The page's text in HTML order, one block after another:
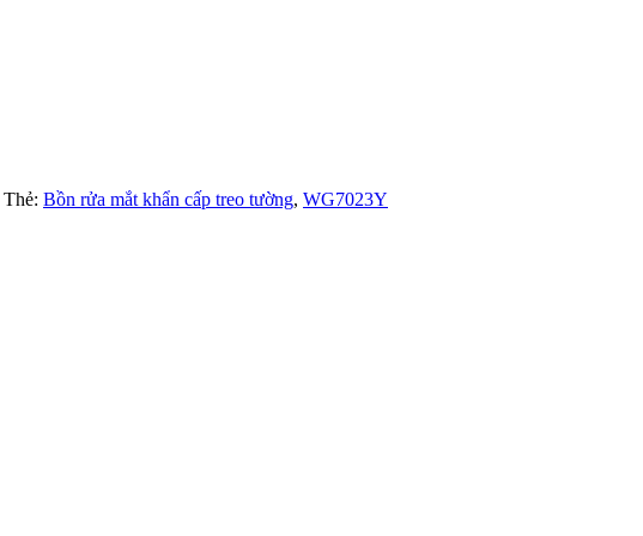
Thẻ: Bồn rửa mắt khẩn cấp treo tường, WG7023Y